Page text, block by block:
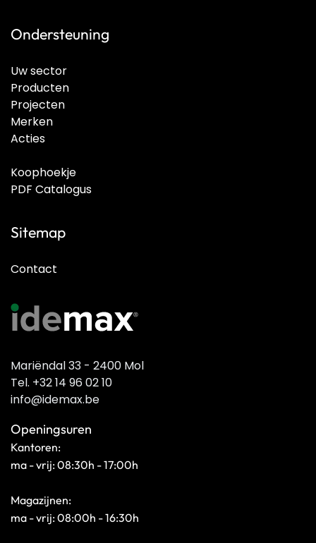
Ondersteuning
Uw sector
Producten
Projecten
Merken
Acties
Koophoekje
PDF Catalogus
Sitemap
Contact
Mariëndal 33 - 2400 Mol
Tel. +32 14 96 02 10
info@idemax.be
Openingsuren
Kantoren:
ma - vrij: 08:30h - 17:00h
Magazijnen:
ma - vrij: 08:00h - 16:30h